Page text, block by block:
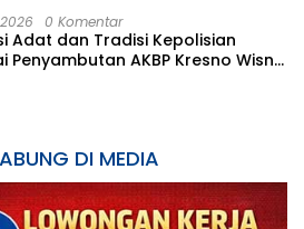
0 Komentar
Adat dan Tradisi Kepolisian
Penyambutan AKBP Kresno Wisnu
DI MEDIA